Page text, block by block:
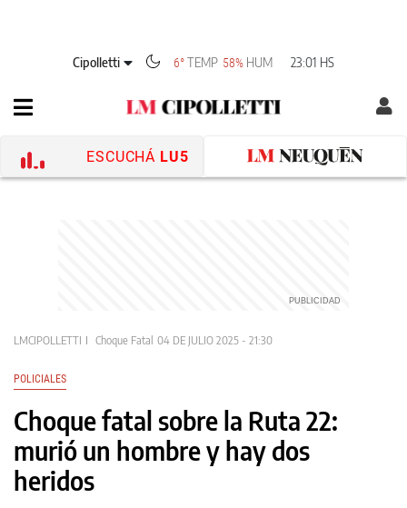
Cipolletti 6°TEMP 58% HUM 23:01 HS
ESCUCHÁ LU5
LMCIPOLLETTI Choque Fatal 04 DE JULIO 2025 - 21:30
POLICIALES
Choque fatal sobre la Ruta 22:
murió un hombre y hay dos
heridos